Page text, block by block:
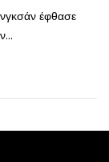
έφθασε